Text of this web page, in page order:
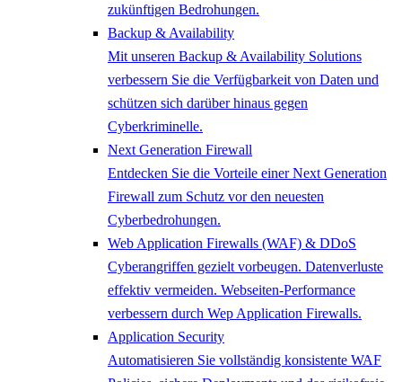
zukünftigen Bedrohungen.
Backup & Availability
Mit unseren Backup & Availability Solutions
verbessern Sie die Verfügbarkeit von Daten und
schützen sich darüber hinaus gegen
Cyberkriminelle.
Next Generation Firewall
Entdecken Sie die Vorteile einer Next Generation
Firewall zum Schutz vor den neuesten
Cyberbedrohungen.
Web Application Firewalls (WAF) & DDoS
Cyberangriffen gezielt vorbeugen. Datenverluste
effektiv vermeiden. Webseiten-Performance
verbessern durch Wep Application Firewalls.
Application Security
Automatisieren Sie vollständig konsistente WAF